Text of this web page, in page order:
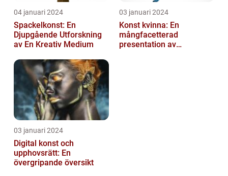
04 januari 2024
Spackelkonst: En
Djupgående Utforskning
av En Kreativ Medium
03 januari 2024
Konst kvinna: En
mångfacetterad
presentation av
03 januari 2024
Digital konst och
upphovsrätt: En
övergripande översikt